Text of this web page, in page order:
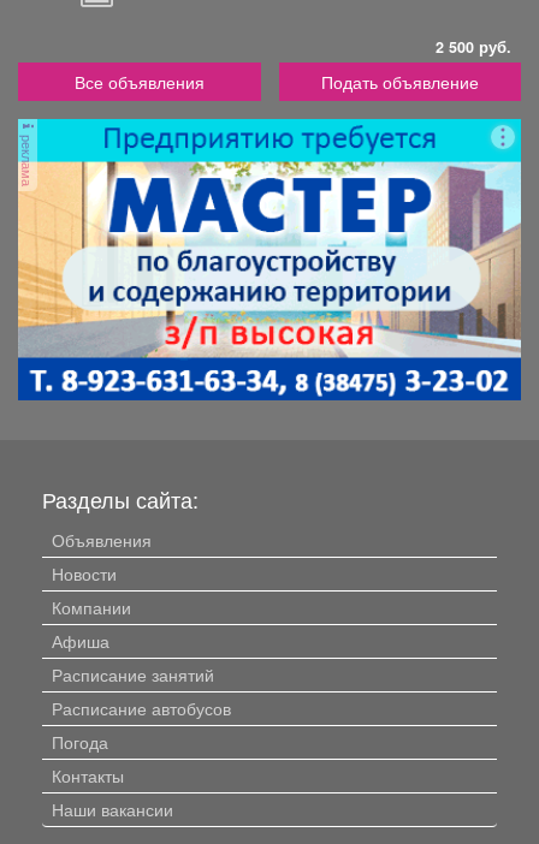
2 500 руб.
Все объявления Подать объявление
реклама
Разделы сайта:
Объявления
Новости
Компании
Афиша
Расписание занятий
Расписание автобусов
Погода
Контакты
Наши вакансии